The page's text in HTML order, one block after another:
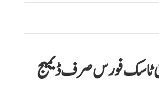
ٹاسک فورس صرف ڈیمیج